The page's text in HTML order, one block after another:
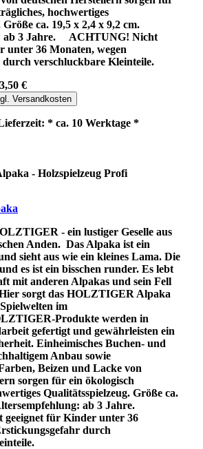
hochwertiges
ca. 19,5 x 2,4 x 9,2 cm.
ab 3 Jahre. ACHTUNG! Nicht
unter 36 Monaten, wegen
verschluckbare Kleinteile.
€
Versandkosten
* ca. 10 Werktage *
- ein lustiger Geselle aus
Anden. Das Alpaka ist ein
sieht aus wie ein kleines Lama. Die
es ist ein bisschen runder. Es lebt
mit anderen Alpakas und sein Fell
sorgt das HOLZTIGER Alpaka
im
Produkte werden in
gefertigt und gewährleisten ein
Einheimisches Buchen- und
Anbau sowie
Beizen und Lacke von
sorgen für ein ökologisch
Qualitätsspielzeug. Größe ca.
ab 3 Jahre.
für Kinder unter 36
durch